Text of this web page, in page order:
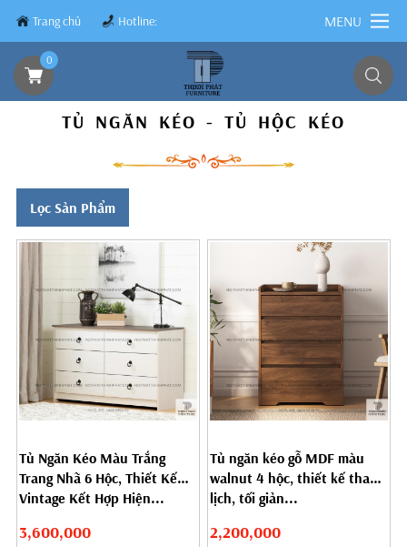
Trang chủ Hotline:
0839.8899.79
MENU
0
TỦ NGĂN KÉO - TỦ HỘC KÉO
Lọc Sản Phẩm
Tủ Ngăn Kéo Màu Trắng
Trang Nhã 6 Hộc, Thiết Kế
Vintage Kết Hợp Hiện...
3,600,000
Tủ ngăn kéo gỗ MDF màu
walnut 4 hộc, thiết kế thanh
lịch, tối giản...
2,200,000